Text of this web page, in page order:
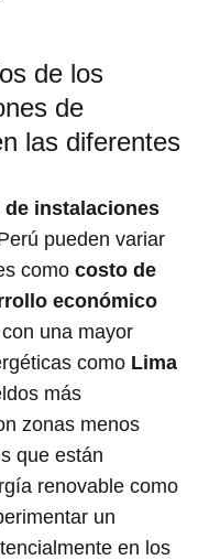
de los
de
las diferentes
de instalaciones
pueden variar
como costo de
económico
una mayor
como Lima
más
zonas menos
que están
renovable como
un
en los